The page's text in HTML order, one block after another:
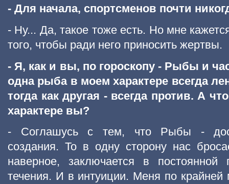
- Для начала, спортсменов почти
- Ну... Да, такое тоже есть. Но мне
того, чтобы ради него приносить жертвы.
- Я, как и вы, по гороскопу - Рыбы и
одна рыба в моем характере всегда
тогда как другая - всегда против. А
характере вы?
- Соглашусь с тем, что Рыбы -
создания. То в одну сторону нас
наверное, заключается в постоянной
течения. И в интуиции. Меня по крайней